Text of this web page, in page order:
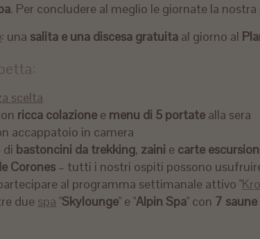
. Per concludere al meglio le giornate la
: ​​una salita e una discesa gratuita al giorno al
scelta
ricca colazione e menu di 5 portate alla sera
accappatoio in camera
di bastoncini da trekking, zaini e carte
Corones – tutti i nostri ospiti possono
al programma settimanale attivo "
due spa "Skylounge" e "Alpin Spa" con 7 saune